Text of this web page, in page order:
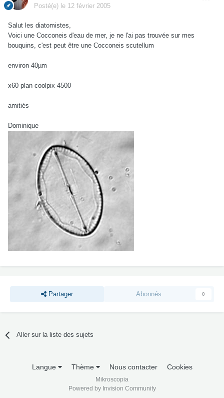
Posté(e) le 12 février 2005
Salut les diatomistes,
Voici une Cocconeis d'eau de mer, je ne l'ai pas trouvée sur mes
bouquins, c'est peut être une Cocconeis scutellum
environ 40µm
x60 plan coolpix 4500
amitiés
Dominique
Partager Abonnés 0
Aller sur la liste des sujets
Langue Thème Nous contacter Cookies
Mikroscopia
Powered by Invision Community